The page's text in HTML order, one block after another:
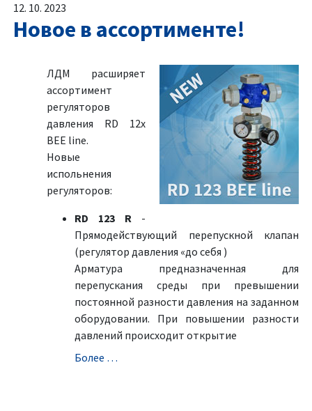
12. 10. 2023
Новое в ассортименте!
ЛДМ расширяет
ассортимент
регуляторов
давления RD 12x
BEE line.
Новыe
испольнения
регуляторов:
RD 123 R -
Прямодействующий перепускной клапан
(регулятор давления «до себя )
Aрматура предназначенная для
перепускания среды при превышении
постоянной разности давления на заданном
оборудовании. При повышении разности
давлений происходит открытие
Болeе …